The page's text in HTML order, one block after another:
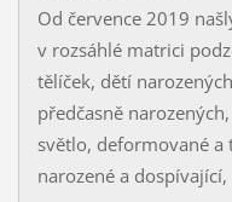
Od července 2019
v rozsáhlé matrici
tělíček, dětí
předčasně
světlo, deformované a
narozené a